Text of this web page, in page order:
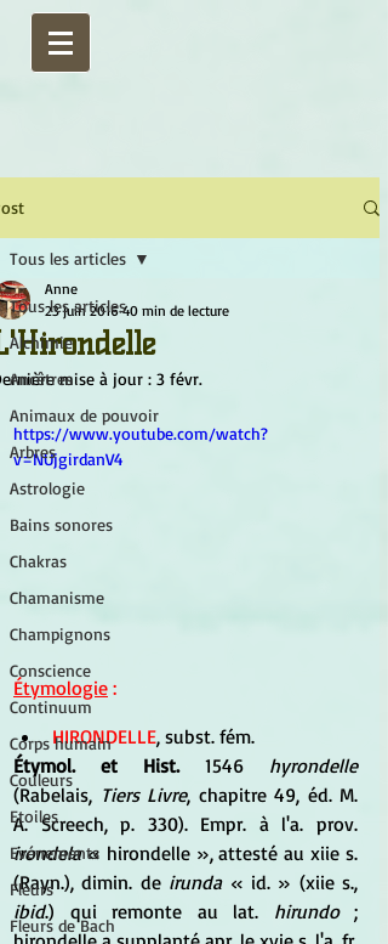
Tous les articles
Alchimie
Ancêtres
Animaux de pouvoir
Arbres
Astrologie
Bains sonores
Chakras
Chamanisme
Champignons
Conscience
Continuum
Corps humain
Couleurs
Etoiles
Evénements
Fleurs
Fleurs de Bach
Tous les articles
Anne
23 juin 2016 40 min de lecture
mise à jour : 3 févr.
https://www.youtube.com/watch?
v=NUjgirdanV4
Étymologie :
HIRONDELLE, subst. fém.
Étymol. et Hist. 1546 hyrondelle
(Rabelais, Tiers Livre, chapitre 49, éd. M.
A. Screech, p. 330). Empr. à l'a. prov.
irondela « hirondelle », attesté au xiie s.
(Rayn.), dimin. de irunda « id. » (xiie s.,
ibid.) qui remonte au lat. hirundo ;